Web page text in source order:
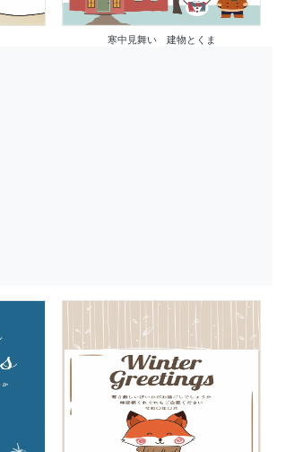
寒中見舞い 建物とくま